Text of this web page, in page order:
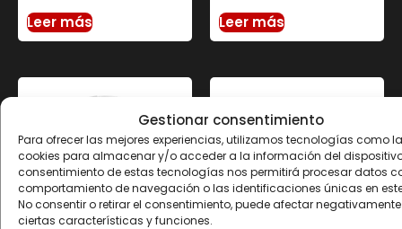
Gestionar consentimiento
Para ofrecer las mejores experiencias, utilizamos tecnologías como
cookies para almacenar y/o acceder a la información del
consentimiento de estas tecnologías nos permitirá procesar datos
comportamiento de navegación o las identificaciones únicas en
No consentir o retirar el consentimiento, puede afectar
ciertas características y funciones.
Leer más Leer más